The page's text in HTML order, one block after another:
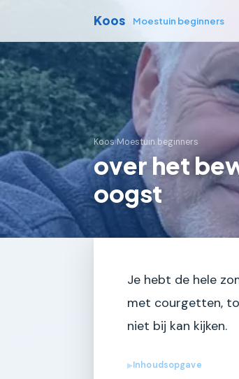
Koos Moestuin beginners
Koos›Moestuin beginners
over het
oogst
Je hebt de hele
met courgetten,
niet bij kan kijken.
▶Inhoudsopgave